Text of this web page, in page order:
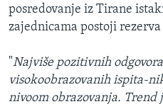
posredovanje iz Tirane
zajednicama postoji
"Najviše pozitivnih
visokoobrazovanih ispita-
nivoom obrazovanja. Trend